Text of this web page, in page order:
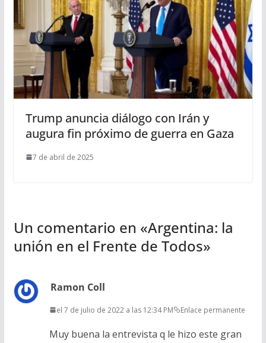
Trump anuncia diálogo con Irán y
augura fin próximo de guerra en Gaza
7 de abril de 2025
Un comentario en «Argentina: la
unión en el Frente de Todos»
Ramon Coll
el 7 de julio de 2022 a las 12:34 PM Enlace permanente
Muy buena la entrevista q le hizo este gran